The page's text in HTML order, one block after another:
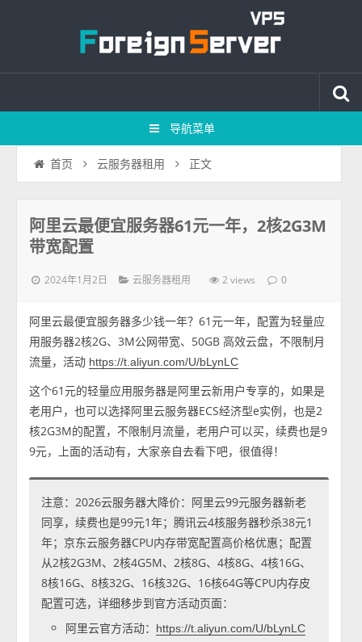
导航菜单
首页 云服务器租用 正文
阿里云最便宜服务器61元一年，2核2G3M
带宽配置
2024年1月2日 云服务器租用 2 views 0
阿里云最便宜服务器多少钱一年？61元一年，配置为轻量应
用服务器2核2G、3M公网带宽、50GB 高效云盘，不限制月
流量，活动 https://t.aliyun.com/U/bLynLC
这个61元的轻量应用服务器是阿里云新用户专享的，如果是
老用户，也可以选择阿里云服务器ECS经济型e实例，也是2
核2G3M的配置，不限制月流量，老用户可以买，续费也是9
9元，上面的活动有，大家亲自去看下吧，很值得！
注意：2026云服务器大降价：阿里云99元服务器新老
同享，续费也是99元1年；腾讯云4核服务器秒杀38元1
年；京东云服务器CPU内存带宽配置高价格优惠；配置
从2核2G3M、2核4G5M、2核8G、4核8G、4核16G、
8核16G、8核32G、16核32G、16核64G等CPU内存皮
配置可选，详细移步到官方活动页面：
阿里云官方活动：
https://t.aliyun.com/U/bLynLC